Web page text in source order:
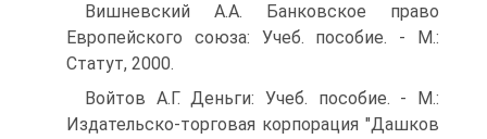
Вишневский А.А. Банковское право
Европейского союза: Учеб. пособие. - М.:
Статут, 2000.
Войтов А.Г. Деньги: Учеб. пособие. - М.:
Издательско-торговая корпорация "Дашков